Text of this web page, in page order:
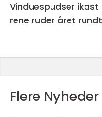
Vinduespudser ikast sådan får du skinnende
rene ruder året rundt
Flere Nyheder